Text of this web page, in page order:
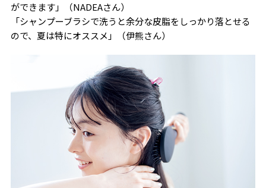
ができます」（NADEAさん）
「シャンプーブラシで洗うと余分な皮脂をしっかり落とせる
ので、夏は特にオススメ」（伊熊さん）